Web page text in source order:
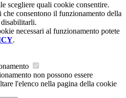
scegliere quali cookie consentire.
consentono il funzionamento della
necessari al funzionamento potete
.
non possono essere
l'elenco nella pagina della cookie